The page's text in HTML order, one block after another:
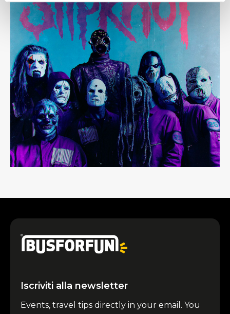
Iscriviti alla newsletter
Events, travel tips directly in your email. You